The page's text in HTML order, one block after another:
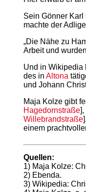
Sein Gönner
machte der
„Die Nähe zu
Arbeit und
Und in Wikipedia
des in Altona
und Johann
Maja Kolze gibt
Hagedornstraße],
Willebrandstraße
einem
Quellen:
1) Maja Kolze:
2) Ebenda.
3) Wikipedia: